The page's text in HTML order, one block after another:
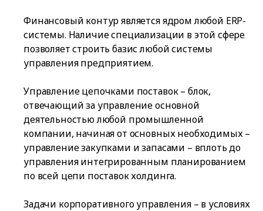
Финансовый контур является ядром любой ERP-
системы. Наличие специализации в этой сфере
позволяет строить базис любой системы
управления предприятием.
Управление цепочками поставок – блок,
отвечающий за управление основной
деятельностью любой промышленной
компании, начиная от основных необходимых –
управление закупками и запасами – вплоть до
управления интегрированным планированием
по всей цепи поставок холдинга.
Задачи корпоративного управления – в условиях